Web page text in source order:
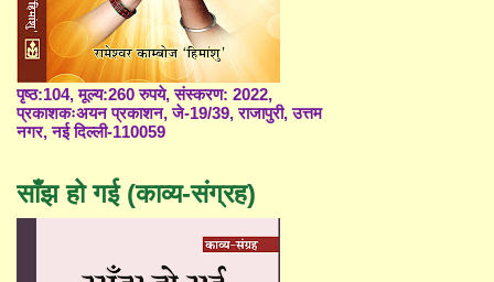
पृष्ठ:104, मूल्य:260 रुपये, संस्करण: 2022,
प्रकाशकःअयन प्रकाशन, जे-19/39, राजापुरी, उत्तम
नगर, नई दिल्ली-110059
साँझ हो गई (काव्य-संग्रह)